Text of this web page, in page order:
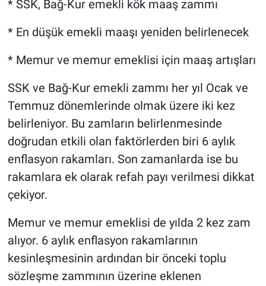
* SSK, Bağ-Kur emekli kök maaş zammı
* En düşük emekli maaşı yeniden belirlenecek
* Memur ve memur emeklisi için maaş artışları
SSK ve Bağ-Kur emekli zammı her yıl Ocak ve
Temmuz dönemlerinde olmak üzere iki kez
belirleniyor. Bu zamların belirlenmesinde
doğrudan etkili olan faktörlerden biri 6 aylık
enflasyon rakamları. Son zamanlarda ise bu
rakamlara ek olarak refah payı verilmesi dikkat
çekiyor.
Memur ve memur emeklisi de yılda 2 kez zam
alıyor. 6 aylık enflasyon rakamlarının
kesinleşmesinin ardından bir önceki toplu
sözleşme zammının üzerine eklenen